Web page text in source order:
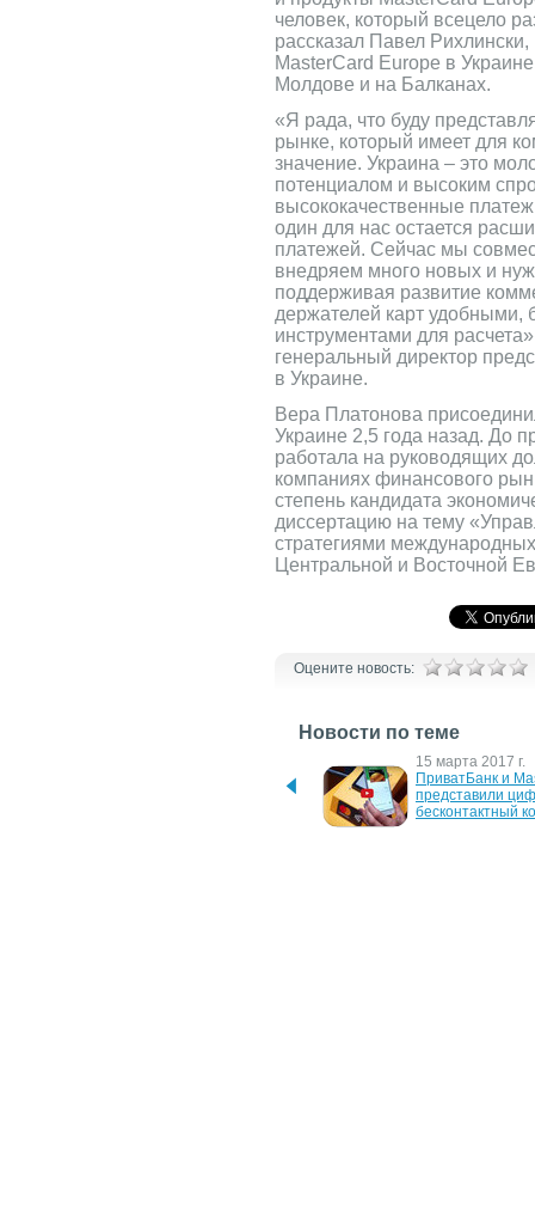
человек, который всецело
рассказал Павел
MasterCard Europe в
Молдове и на Балканах.
«Я рада, что буду
рынке, который имеет для
значение. Украина – это
потенциалом и высоким
высококачественные
один для нас остается
платежей. Сейчас мы
внедряем много новых и
поддерживая развитие
держателей карт
инструментами для
генеральный директор
в Украине.
Вера Платонова
Украине 2,5 года назад. До
работала на руководящих
компаниях финансового
степень кандидата
диссертацию на тему
стратегиями
Центральной и Восточной
Оцените новость:
Новости по теме
TransferGo и Mastercard
расширяют возможности
15 марта 2017 г.
ПриватБанк и
представили
бесконтактный